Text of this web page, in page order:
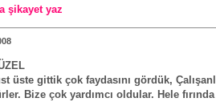
şikayet yaz
üste gittik çok faydasını gördük,
Bize çok yardımcı oldular. Hele